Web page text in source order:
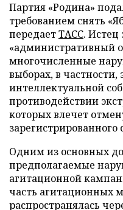
Партия «Родина»
требованием снять
передаетТАСС. Истец
«административный
многочисленные
выборах, в частности,
интеллектуальной
противодействии
которых влечет
зарегистрированного
Одним из основных
предполагаемые
агитационной
часть агитационных
распространялась